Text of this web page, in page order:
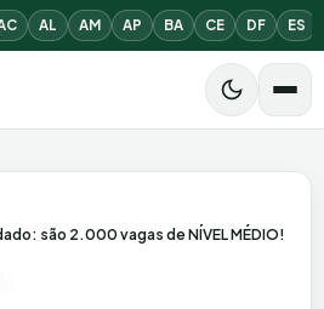
AL AM AP BA CE DF ES
são 2.000 vagas de NÍVEL MÉDIO!